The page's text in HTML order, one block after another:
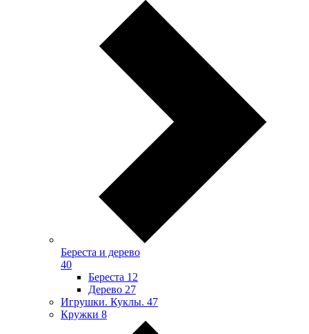
Береста и дерево
40
Береста 12
Дерево 27
Игрушки. Куклы. 47
Кружки 8